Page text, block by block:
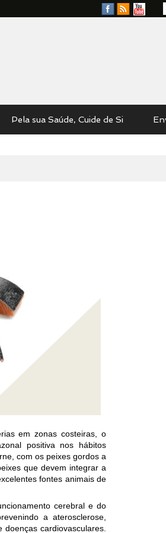
Facebook
RSS
YouTube
Pela sua Saúde, Cuide de Si
em zonas costeiras, o
positiva nos hábitos
com os peixes gordos a
que devem integrar a
fontes animais de
cerebral e do
a aterosclerose,
cardiovasculares.